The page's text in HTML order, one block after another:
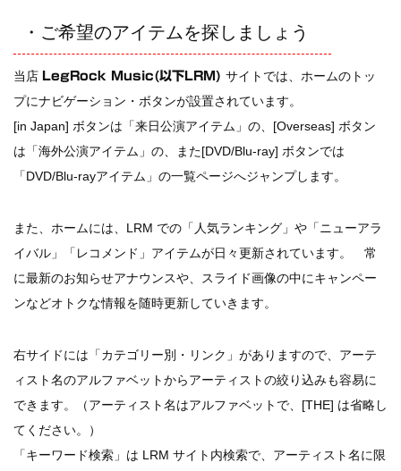
・ご希望のアイテムを探しましょう
当店 LegRock Music(以下LRM) サイトでは、ホームのトッ
プにナビゲーション・ボタンが設置されています。
[in Japan] ボタンは「来日公演アイテム」の、[Overseas] ボタン
は「海外公演アイテム」の、また[DVD/Blu-ray] ボタンでは
「DVD/Blu-rayアイテム」の一覧ページへジャンプします。
また、ホームには、LRM での「人気ランキング」や「ニューアラ
イバル」「レコメンド」アイテムが日々更新されています。 常
に最新のお知らせアナウンスや、スライド画像の中にキャンペー
ンなどオトクな情報を随時更新していきます。
右サイドには「カテゴリー別・リンク」がありますので、アーテ
ィスト名のアルファベットからアーティストの絞り込みも容易に
できます。（アーティスト名はアルファベットで、[THE] は省略し
てください。）
「キーワード検索」は LRM サイト内検索で、アーティスト名に限